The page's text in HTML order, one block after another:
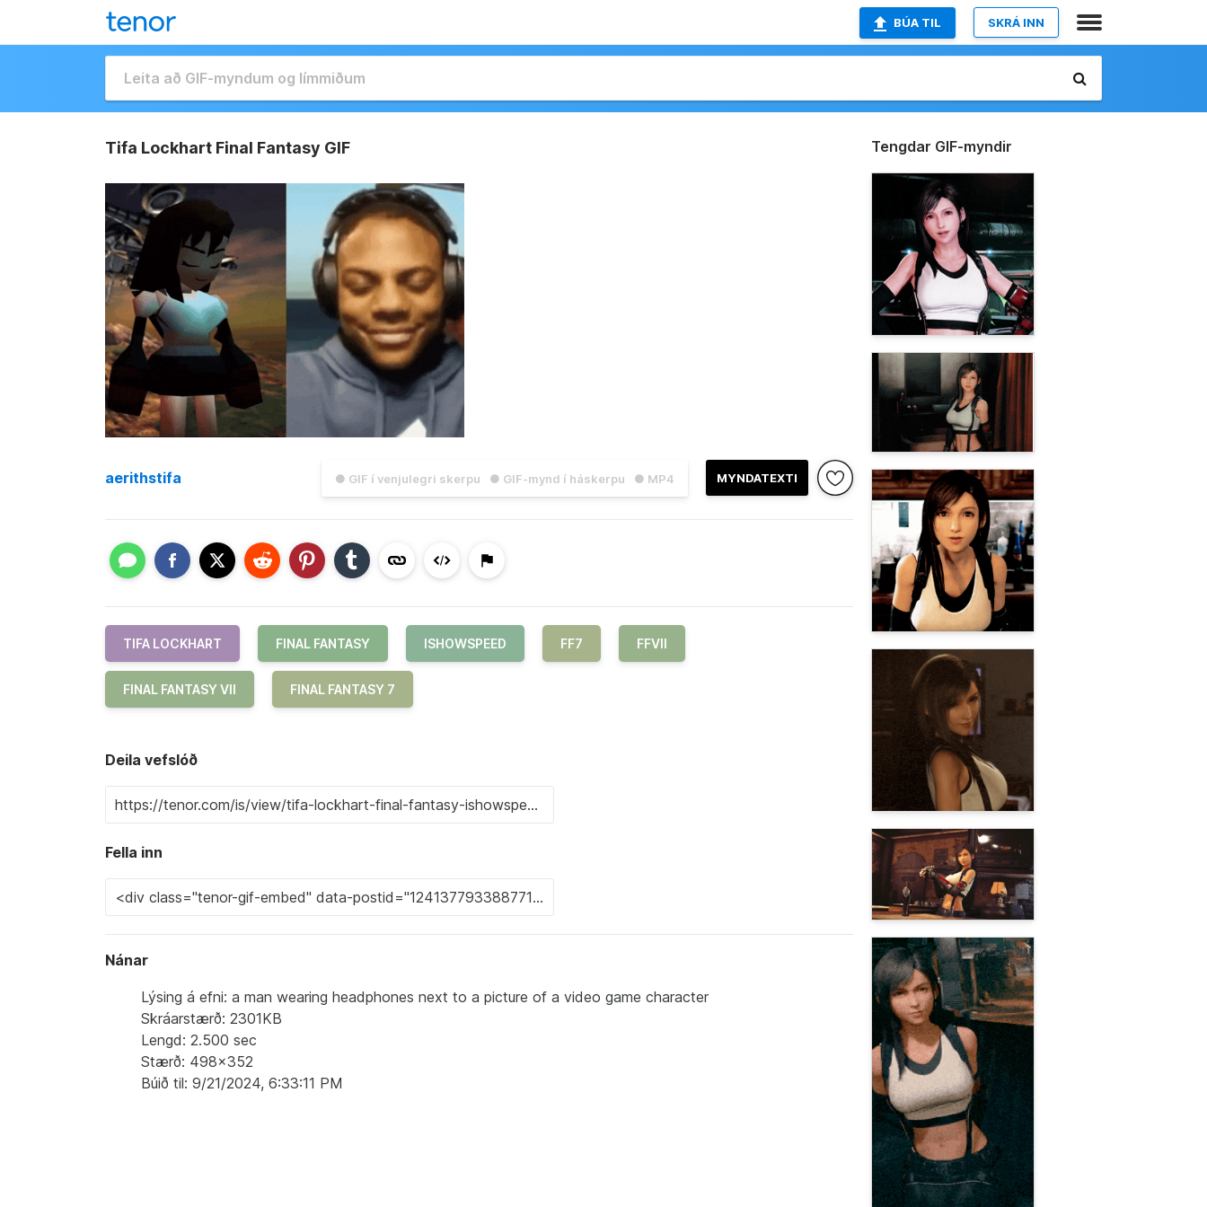
BÚA TIL SKRÁ INN
Tifa Lockhart Final Fantasy GIF
● GIF í venjulegri skerpu ● GIF-mynd í háskerpu ● MP4 MYNDATEXTI
aerithstifa
TIFA LOCKHART FINAL FANTASY ISHOWSPEED FF7 FFVII
FINAL FANTASY VII FINAL FANTASY 7
Deila vefslóð
Fella inn
Nánar
Lýsing á efni: a man wearing headphones next to a picture of a video game character
Skráarstærð: 2301KB
Lengd: 2.500 sec
Stærð: 498x352
Búið til: 9/21/2024, 6:33:11 PM
Tengdar GIF-myndir